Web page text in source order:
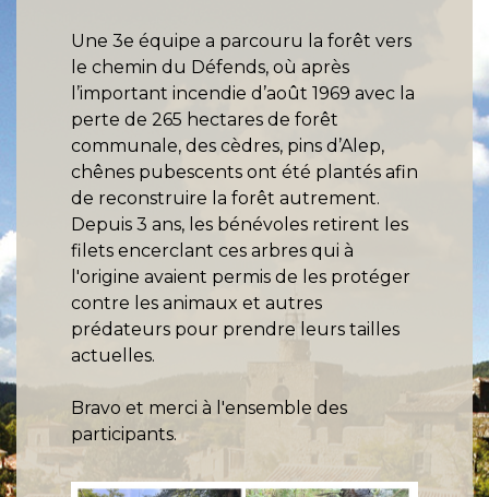
Une 3e équipe a parcouru la forêt vers
le chemin du Défends, où après
l’important incendie d’août 1969 avec la
perte de 265 hectares de forêt
communale, des cèdres, pins d’Alep,
chênes pubescents ont été plantés afin
de reconstruire la forêt autrement.
Depuis 3 ans, les bénévoles retirent les
filets encerclant ces arbres qui à
l'origine avaient permis de les protéger
contre les animaux et autres
prédateurs pour prendre leurs tailles
actuelles.
Bravo et merci à l'ensemble des
participants.